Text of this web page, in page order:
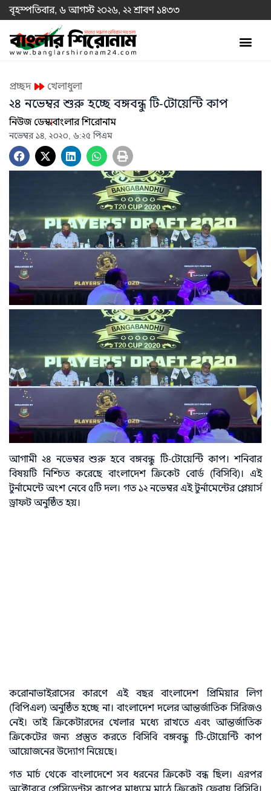
বৃহস্পতিবার, ৬ আগস্ট ২০২৬, ২২ শ্রাবণ ১৪৩৩
প্রচ্ছদ খেলাধুলা
২৪ নভেম্বর শুরু হচ্ছে বঙ্গবন্ধু টি-টোয়েন্টি কাপ
নিউজ ডেস্কবাংলার শিরোনাম
নভেম্বর ১৪, ২০২০, ৬:২৫ পিএম
আগামী ২৪ নভেম্বর শুরু হবে বঙ্গবন্ধু টি-টোয়েন্টি কাপ। শনিবার
বিষয়টি নিশ্চিত করেছে বাংলাদেশ ক্রিকেট বোর্ড (বিসিবি)। এই
টুর্নামেন্টে অংশ নেবে ৫টি দল। গত ১২ নভেম্বর এই টুর্নামেন্টের প্লেয়ার্স
ড্রাফট অনুষ্ঠিত হয়।
করোনাভাইরাসের কারণে এই বছর বাংলাদেশ প্রিমিয়ার লিগ
(বিপিএল) অনুষ্ঠিত হচ্ছে না। বাংলাদেশ দলের আন্তর্জাতিক সিরিজও
নেই। তাই ক্রিকেটারদের খেলার মধ্যে রাখতে এবং আন্তর্জাতিক
ক্রিকেটের জন্য প্রস্তুত করতে বিসিবি বঙ্গবন্ধু টি-টোয়েন্টি কাপ
আয়োজনের উদ্যোগ নিয়েছে।
গত মার্চ থেকে বাংলাদেশে সব ধরনের ক্রিকেট বন্ধ ছিল। এরপর